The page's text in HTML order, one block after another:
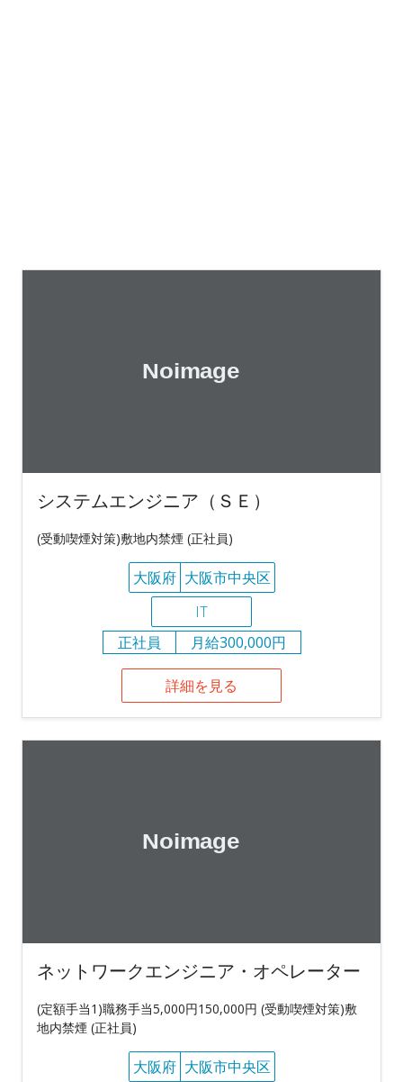
システムエンジニア（ＳＥ）
(受動喫煙対策)敷地内禁煙 (正社員)
大阪府 大阪市中央区
IT
正社員
月給300,000円
詳細を見る
ネットワークエンジニア・オペレーター
(定額手当1)職務手当5,000円150,000円 (受動喫煙対策)敷
地内禁煙 (正社員)
大阪府 大阪市中央区